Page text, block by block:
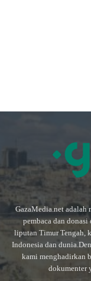
GazaMedia.net
pembaca dan
liputan Timur Tengah,
Indonesia dan
kami menghadirkan
dokumenter